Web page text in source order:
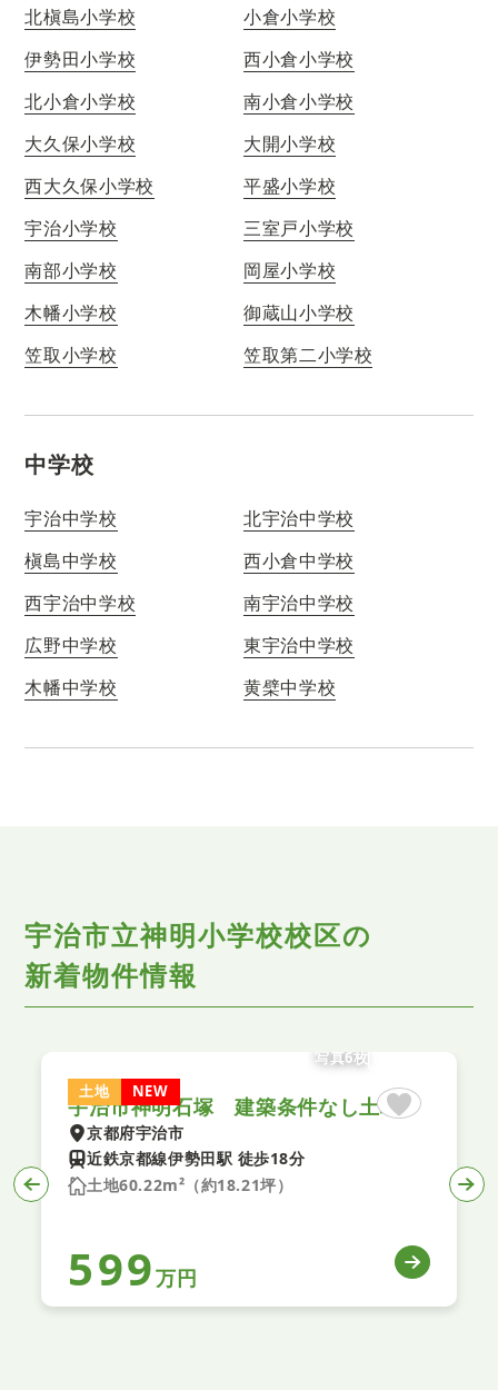
北槇島小学校
小倉小学校
伊勢田小学校
西小倉小学校
北小倉小学校
南小倉小学校
大久保小学校
大開小学校
西大久保小学校
平盛小学校
宇治小学校
三室戸小学校
南部小学校
岡屋小学校
木幡小学校
御蔵山小学校
笠取小学校
笠取第二小学校
中学校
宇治中学校
北宇治中学校
槇島中学校
西小倉中学校
西宇治中学校
南宇治中学校
広野中学校
東宇治中学校
木幡中学校
黄檗中学校
宇治市立神明小学校校区の
新着物件情報
土地 NEW
写真6枚
宇治市神明石塚 建築条件なし土地
京都府宇治市
近鉄京都線伊勢田駅 徒歩18分
土地60.22m²（約18.21坪）
599万円